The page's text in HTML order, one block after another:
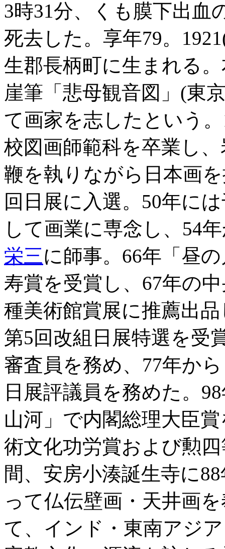
3時31分、くも膜下出血
死去した。享年79。
生郡長柄町に生まれる
崖筆「悲母観音図」(東
て画家を志したという
校図画師範科を卒業し
鞭を執りながら日本画
回日展に入選。50年に
して画業に専念し、54
栄三に師事。66年「昼
寿賞を受賞し、67年の
種美術館賞展に推薦出
第5回改組日展特選を受
審査員を務め、77年か
日展評議員を務めた。
山河」で内閣総理大臣
術文化功労賞および勲
間、安房小湊誕生寺に
って仏伝壁画・天井画
て、インド・東南アジ